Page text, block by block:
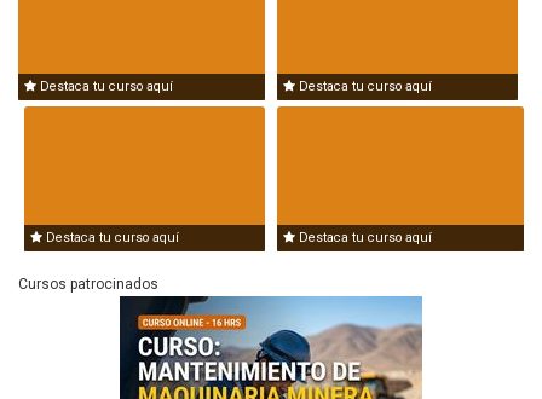
Destaca tu curso aquí Destaca tu curso aquí
Destaca tu curso aquí Destaca tu curso aquí
Cursos patrocinados